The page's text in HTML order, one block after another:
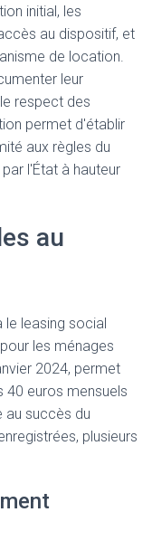
initial, les
au dispositif, et
de location.
leur
respect des
permet d'établir
aux règles du
l'État à hauteur
au
le leasing social
les ménages
2024, permet
40 euros mensuels
au succès du
plusieurs